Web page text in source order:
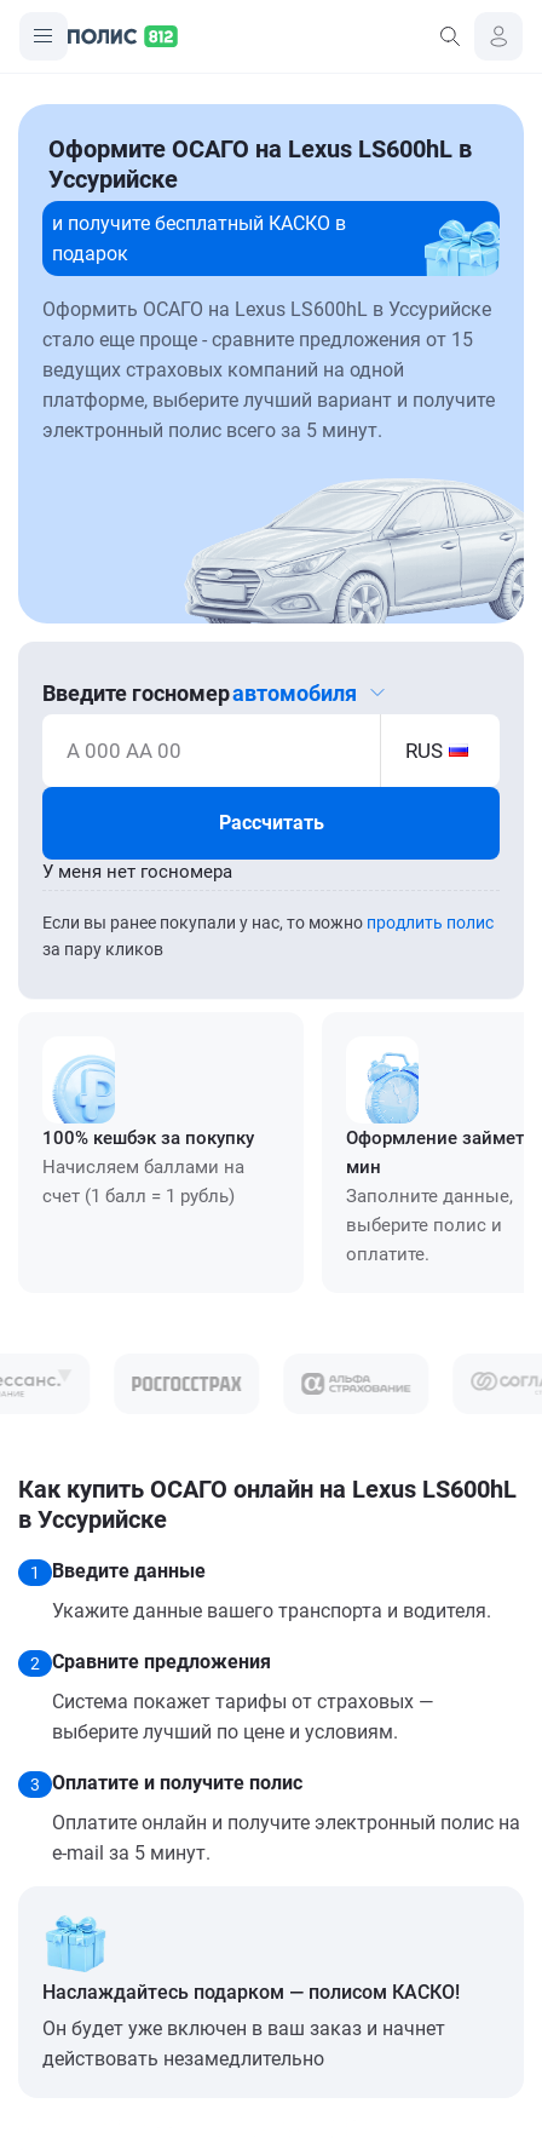
Оформите ОСАГО на Lexus LS600hL в
Уссурийске
и получите бесплатный КАСКО в
подарок
Оформить ОСАГО на Lexus LS600hL в Уссурийске
стало еще проще - сравните предложения от 15
ведущих страховых компаний на одной
платформе, выберите лучший вариант и получите
электронный полис всего за 5 минут.
Введите госномеравтомобиля
А 000 АА 00 RUS
Рассчитать
Если вы ранее покупали у нас, то можно продлить полис
за пару кликов
У меня нет госномера
100% кешбэк за покупку
Начисляем баллами на
счет (1 балл = 1 рубль)
Оформление займет
мин
Заполните данные,
выберите полис и
оплатите.
Как купить ОСАГО онлайн на Lexus LS600hL
в Уссурийске
1
Введите данные
Укажите данные вашего транспорта и водителя.
2
Сравните предложения
Система покажет тарифы от страховых —
выберите лучший по цене и условиям.
3
Оплатите и получите полис
Оплатите онлайн и получите электронный полис на
e-mail за 5 минут.
Наслаждайтесь подарком — полисом КАСКО!
Он будет уже включен в ваш заказ и начнет
действовать незамедлительно